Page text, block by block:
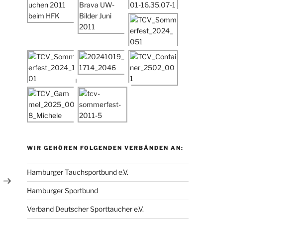
Nächster
Beitrag
WIR GEHÖREN FOLGENDEN VERBÄNDEN AN:
Hamburger Tauchsportbund e.V.
Hamburger Sportbund
Verband Deutscher Sporttaucher e.V.